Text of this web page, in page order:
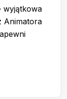
wyjątkowa
Animatora